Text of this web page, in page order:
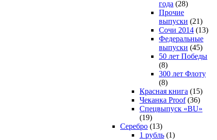
года (28)
Прочие
выпуски (21)
Сочи 2014 (13)
Федеральные
выпуски (45)
50 лет Победы
(8)
300 лет Флоту
(8)
Красная книга (15)
Чеканка Proof(36)
Спецвыпуск «BU»
(19)
Серебро (13)
1 рубль (1)